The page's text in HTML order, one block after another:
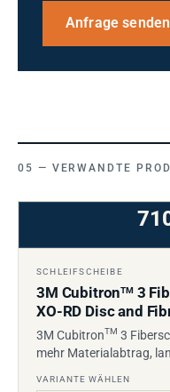
Anfrage senden
VERWANDTE
SCHLEIFSCHEIBE
3M CubitronTM3
XO-RD Disc and
3M CubitronTM 3
mehr Materialabtrag,
VARIANTE WÄHLEN